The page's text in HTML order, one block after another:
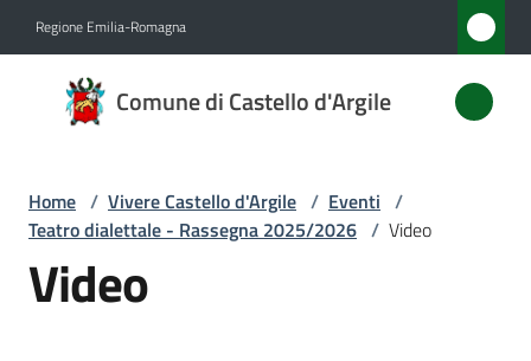
Regione Emilia-Romagna
Comune di Castello d'Argile
Comune
di
d'Argile
Amministrazione
Home / Vivere Castello d'Argile / Eventi /
Teatro dialettale - Rassegna 2025/2026 / Video
Video